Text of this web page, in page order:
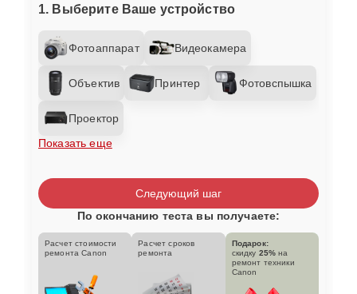
1. Выберите Ваше устройство
Фотоаппарат Видеокамера
Объектив Принтер Фотовспышка
Проектор
Показать еще
Следующий шаг
По окончанию теста вы получаете:
Расчет стоимости
ремонта Canon
Расчет сроков
ремонта
Подарок:
скидку 25% на
ремонт техники
Canon